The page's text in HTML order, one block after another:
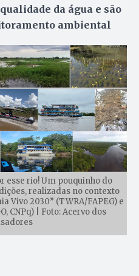
da água e são
ambiental
esse rio! Um pouquinho do
realizadas no contexto
Vivo 2030” (TWRA/FAPEG) e
CNPq) | Foto: Acervo dos